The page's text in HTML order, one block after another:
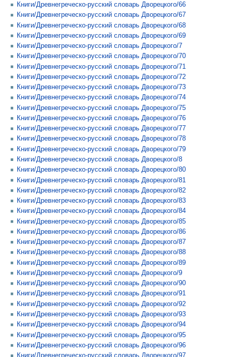
Книги/Древнегреческо-русский словарь Дворецкого/66
Книги/Древнегреческо-русский словарь Дворецкого/67
Книги/Древнегреческо-русский словарь Дворецкого/68
Книги/Древнегреческо-русский словарь Дворецкого/69
Книги/Древнегреческо-русский словарь Дворецкого/7
Книги/Древнегреческо-русский словарь Дворецкого/70
Книги/Древнегреческо-русский словарь Дворецкого/71
Книги/Древнегреческо-русский словарь Дворецкого/72
Книги/Древнегреческо-русский словарь Дворецкого/73
Книги/Древнегреческо-русский словарь Дворецкого/74
Книги/Древнегреческо-русский словарь Дворецкого/75
Книги/Древнегреческо-русский словарь Дворецкого/76
Книги/Древнегреческо-русский словарь Дворецкого/77
Книги/Древнегреческо-русский словарь Дворецкого/78
Книги/Древнегреческо-русский словарь Дворецкого/79
Книги/Древнегреческо-русский словарь Дворецкого/8
Книги/Древнегреческо-русский словарь Дворецкого/80
Книги/Древнегреческо-русский словарь Дворецкого/81
Книги/Древнегреческо-русский словарь Дворецкого/82
Книги/Древнегреческо-русский словарь Дворецкого/83
Книги/Древнегреческо-русский словарь Дворецкого/84
Книги/Древнегреческо-русский словарь Дворецкого/85
Книги/Древнегреческо-русский словарь Дворецкого/86
Книги/Древнегреческо-русский словарь Дворецкого/87
Книги/Древнегреческо-русский словарь Дворецкого/88
Книги/Древнегреческо-русский словарь Дворецкого/89
Книги/Древнегреческо-русский словарь Дворецкого/9
Книги/Древнегреческо-русский словарь Дворецкого/90
Книги/Древнегреческо-русский словарь Дворецкого/91
Книги/Древнегреческо-русский словарь Дворецкого/92
Книги/Древнегреческо-русский словарь Дворецкого/93
Книги/Древнегреческо-русский словарь Дворецкого/94
Книги/Древнегреческо-русский словарь Дворецкого/95
Книги/Древнегреческо-русский словарь Дворецкого/96
Книги/Древнегреческо-русский словарь Дворецкого/97